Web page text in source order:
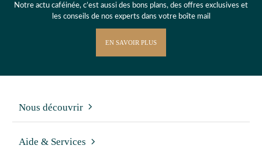
Notre actu caféinée, c’est aussi des bons plans, des offres exclusives et
les conseils de nos experts dans votre boîte mail
EN SAVOIR PLUS
Nous découvrir
Aide & Services